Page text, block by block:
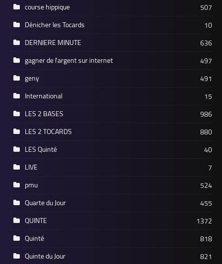
course hippique
507
Dénicher les Tocards
10
DERNIERE MINUTE
636
gagner de l'argent sur internet
497
geny
491
International
15
LES 2 BASES
986
LES 2 TOCARDS
880
LES Quinté
40
LIVE
7
pmu
524
Quarte du Jour
455
QUINTE
1372
Quinté
818
Quinte du Jour
821